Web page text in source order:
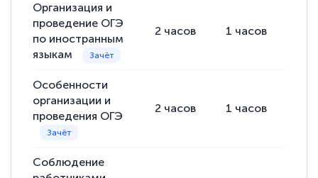
Елена Петрикс
Знаток города 5 уровня
11 марта 2026
Всем добрый день! Я прошла курс
повышени каалификации по
по тяжелой атлетике»! Хочется
Организация и
проведение ОГЭ
по иностранным
языкам
2 часов 1 часов
Особенности
организации и
проведения ОГЭ
2 часов 1 часов
Соблюдение